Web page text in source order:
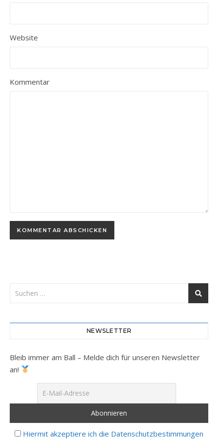
Website
Kommentar
NEWSLETTER
Bleib immer am Ball – Melde dich für unseren Newsletter
an!
Hiermit akzeptiere ich die Datenschutzbestimmungen